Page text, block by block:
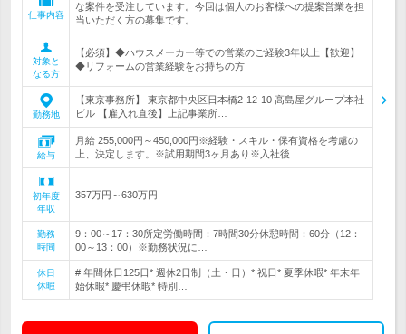
仕事内容
な案件を受注しています。今回は個人のお客様への提案営業を担
当いただく方の募集です。
対象と
なる方
【必須】◆ハウスメーカー等での営業のご経験3年以上【歓迎】
◆リフォームの営業経験をお持ちの方
勤務地
【東京事務所】 東京都中央区日本橋2-12-10 高島屋グループ本社
ビル 【雇入れ直後】上記事業所…
給与
月給 255,000円～450,000円※経験・スキル・保有資格を考慮の
上、決定します。※試用期間3ヶ月あり※入社後…
初年度
年収
357万円～630万円
勤務
時間
9：00～17：30所定労働時間：7時間30分休憩時間：60分（12：
00～13：00）※勤務状況に…
休日
休暇
# 年間休日125日* 週休2日制（土・日）* 祝日* 夏季休暇* 年末年
始休暇* 慶弔休暇* 特別…